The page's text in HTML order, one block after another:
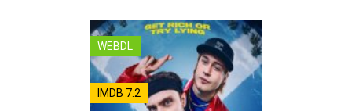
WEBDL
IMDB 7.2